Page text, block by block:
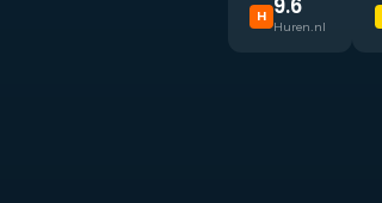
H 9.6
Huren.nl